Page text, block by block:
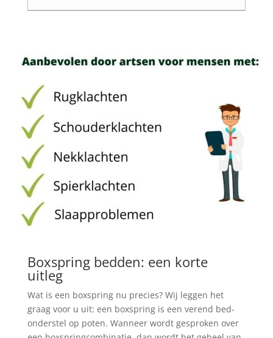
Boxspring bedden: een korte
uitleg
Wat is een boxspring nu precies? Wij leggen het
graag voor u uit: een boxspring is een verend bed-
onderstel op poten. Wanneer wordt gesproken over